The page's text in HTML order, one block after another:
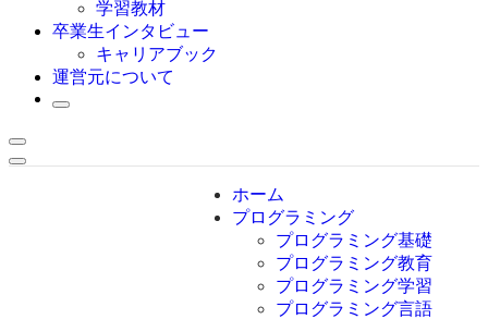
学習教材
卒業生インタビュー
キャリアブック
運営元について
ホーム
プログラミング
プログラミング基礎
プログラミング教育
プログラミング学習
プログラミング言語